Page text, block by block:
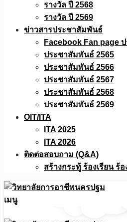
รางวัล ปี 2568
รางวัล ปี 2569
ข่าวสารประชาสัมพันธ์
Facebook Fan page
ประชาสัมพันธ์ 2565
ประชาสัมพันธ์ 2566
ประชาสัมพันธ์ 2567
ประชาสัมพันธ์ 2568
ประชาสัมพันธ์ 2569
OIT/ITA
ITA 2025
ITA 2026
ติดต่อสอบถาม (Q&A)
สร้างกระทู้ ร้องเรียน ร้
เมนู